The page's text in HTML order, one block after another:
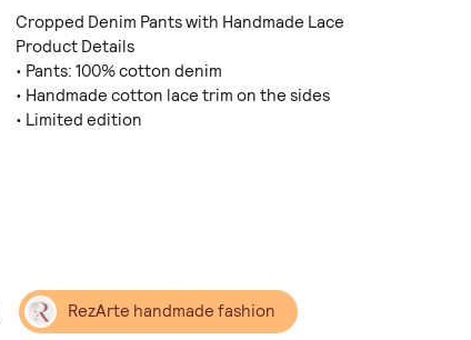
Cropped Denim Pants with Handmade Lace
Product Details
•⁠ ⁠Pants: 100% cotton denim
•⁠ ⁠Handmade cotton lace trim on the sides
•⁠ ⁠Limited edition
RezArte handmade fashion